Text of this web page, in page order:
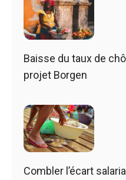
Baisse du taux de
projet Borgen
Combler l’écart